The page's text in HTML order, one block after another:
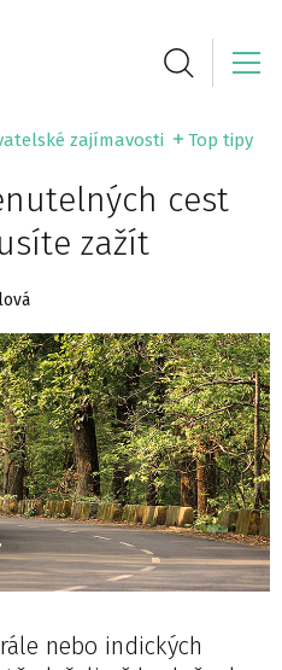
zajímavosti Top tipy
cest
zažít
nebo indických